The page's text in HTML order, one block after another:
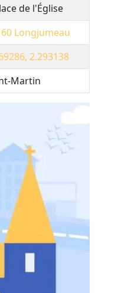
de l'Église
Longjumeau
2.293138
Martin